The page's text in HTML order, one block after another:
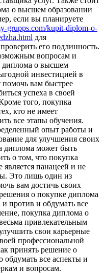
о высшем образовании
если вы планируете
grupps.com/kupit-diplom-o-
для
его подлинность.
вопросам и
диплома о высшем
инвестицией в
вам быстрее
успеха в своей
того, покупка
кто не имеет
все этапы обучения.
опыт работы и
для улучшения своих
диплома может быть
о том, что покупка
панацеей и не
Это лишь один из
вам достичь своих
о покупке диплома
и против и обдумать все
покупка диплома о
привлекательным
свои карьерные
профессиональной
принять решение о
обдумать все аспекты и
и вопросам.